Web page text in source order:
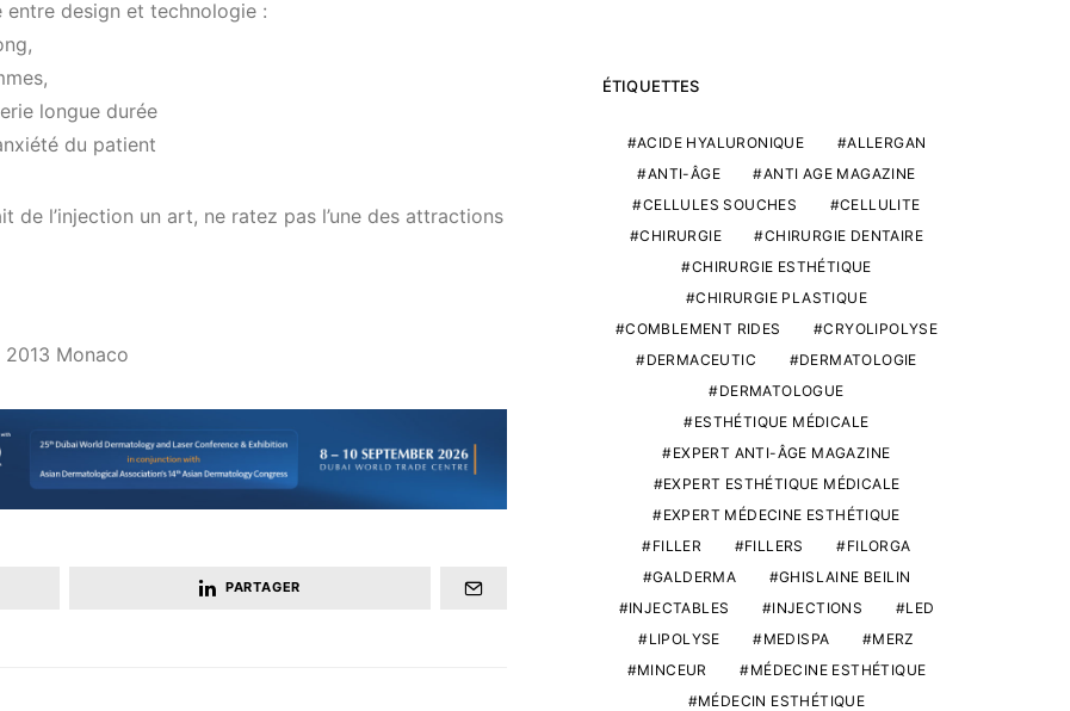
entre design et technologie :
longue durée
du patient
de l’injection un art, ne ratez pas l’une des attractions
Monaco
PARTAGER
ÉTIQUETTES
ACIDE HYALURONIQUE
ALLERGAN
ANTI-ÂGE
ANTI AGE MAGAZINE
CELLULES SOUCHES
CELLULITE
CHIRURGIE
CHIRURGIE DENTAIRE
CHIRURGIE ESTHÉTIQUE
CHIRURGIE PLASTIQUE
COMBLEMENT RIDES
CRYOLIPOLYSE
DERMACEUTIC
DERMATOLOGIE
DERMATOLOGUE
ESTHÉTIQUE MÉDICALE
EXPERT ANTI-ÂGE MAGAZINE
EXPERT ESTHÉTIQUE MÉDICALE
EXPERT MÉDECINE ESTHÉTIQUE
FILLER
FILLERS
FILORGA
GALDERMA
GHISLAINE BEILIN
INJECTABLES
INJECTIONS
LED
LIPOLYSE
MEDISPA
MERZ
MINCEUR
MÉDECINE ESTHÉTIQUE
MÉDECIN ESTHÉTIQUE